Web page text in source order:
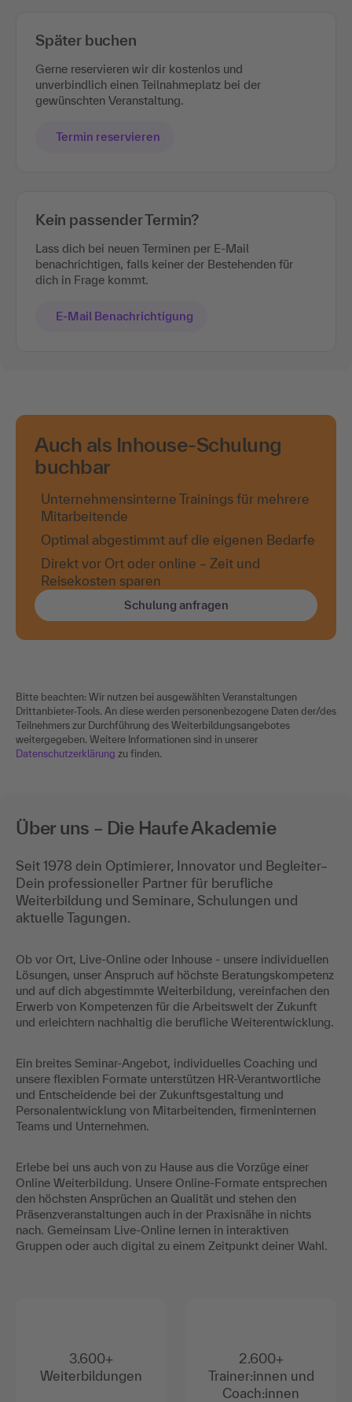
Später buchen
Gerne reservieren wir dir kostenlos und
unverbindlich einen Teilnahmeplatz bei der
gewünschten Veranstaltung.
Termin reservieren
Kein passender Termin?
Lass dich bei neuen Terminen per E-Mail
benachrichtigen, falls keiner der Bestehenden für
dich in Frage kommt.
E-Mail Benachrichtigung
Auch als Inhouse-Schulung
buchbar
Unternehmensinterne Trainings für mehrere
Mitarbeitende
Optimal abgestimmt auf die eigenen Bedarfe
Direkt vor Ort oder online – Zeit und
Reisekosten sparen
Schulung anfragen
Bitte beachten: Wir nutzen bei ausgewählten Veranstaltungen
Drittanbieter-Tools. An diese werden personenbezogene Daten der/des
Teilnehmers zur Durchführung des Weiterbildungsangebotes
weitergegeben. Weitere Informationen sind in unserer
Datenschutzerklärung zu finden.
Über uns – Die Haufe Akademie
Seit 1978 dein Optimierer, Innovator und Begleiter–
Dein professioneller Partner für berufliche
Weiterbildung und Seminare, Schulungen und
aktuelle Tagungen.
Ob vor Ort, Live-Online oder Inhouse - unsere individuellen
Lösungen, unser Anspruch auf höchste Beratungskompetenz
und auf dich abgestimmte Weiterbildung, vereinfachen den
Erwerb von Kompetenzen für die Arbeitswelt der Zukunft
und erleichtern nachhaltig die berufliche Weiterentwicklung.
Ein breites Seminar-Angebot, individuelles Coaching und
unsere flexiblen Formate unterstützen HR-Verantwortliche
und Entscheidende bei der Zukunftsgestaltung und
Personalentwicklung von Mitarbeitenden, firmeninternen
Teams und Unternehmen.
Erlebe bei uns auch von zu Hause aus die Vorzüge einer
Online Weiterbildung. Unsere Online-Formate entsprechen
den höchsten Ansprüchen an Qualität und stehen den
Präsenzveranstaltungen auch in der Praxisnähe in nichts
nach. Gemeinsam Live-Online lernen in interaktiven
Gruppen oder auch digital zu einem Zeitpunkt deiner Wahl.
3.600+
Weiterbildungen
2.600+
Trainer:innen und
Coach:innen